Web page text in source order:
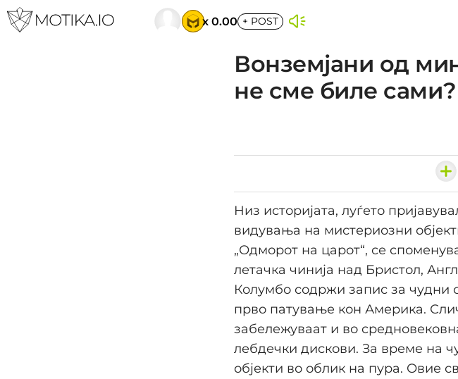
x 0.00 + POST
Вонземјани од
не сме биле сами?
Низ историјата, луѓето
видувања на мистериозни
„Одморот на царот“, се
летачка чинија над Бристол,
Колумбо содржи запис за чудни
прво патување кон Америка.
забележуваат и во
лебдечки дискови. За време на
објекти во облик на пура. Овие